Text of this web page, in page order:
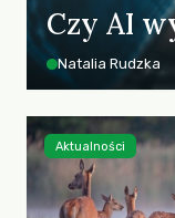
Czy AI
Natalia Rudzka
Aktualności